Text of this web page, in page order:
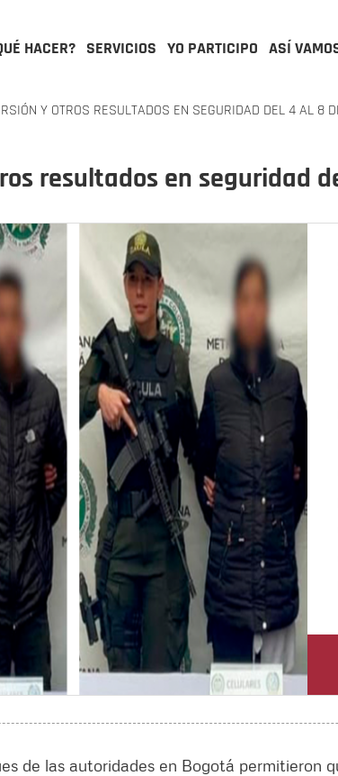
HACER? SERVICIOS YO PARTICIPO ASÍ
Y OTROS RESULTADOS EN SEGURIDAD DEL 4 AL 8
resultados en seguridad
de las autoridades en Bogotá permitieron